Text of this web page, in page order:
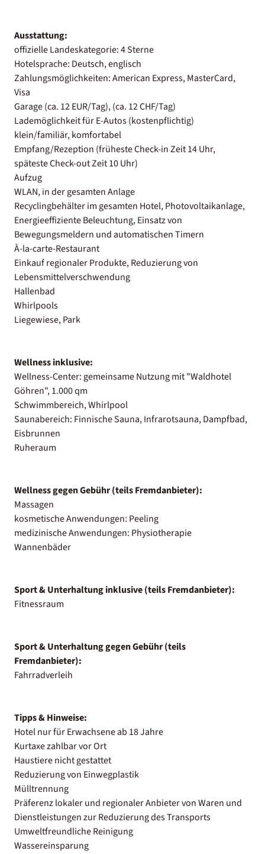
Ausstattung:
offizielle Landeskategorie: 4 Sterne
Hotelsprache: Deutsch, englisch
Zahlungsmöglichkeiten: American Express, MasterCard,
Visa
Garage (ca. 12 EUR/Tag), (ca. 12 CHF/Tag)
Lademöglichkeit für E-Autos (kostenpflichtig)
klein/familiär, komfortabel
Empfang/Rezeption (früheste Check-in Zeit 14 Uhr,
späteste Check-out Zeit 10 Uhr)
Aufzug
WLAN, in der gesamten Anlage
Recyclingbehälter im gesamten Hotel, Photovoltaikanlage,
Energieeffiziente Beleuchtung, Einsatz von
Bewegungsmeldern und automatischen Timern
À-la-carte-Restaurant
Einkauf regionaler Produkte, Reduzierung von
Lebensmittelverschwendung
Hallenbad
Whirlpools
Liegewiese, Park
Wellness inklusive:
Wellness-Center: gemeinsame Nutzung mit "Waldhotel
Göhren", 1.000 qm
Schwimmbereich, Whirlpool
Saunabereich: Finnische Sauna, Infrarotsauna, Dampfbad,
Eisbrunnen
Ruheraum
Wellness gegen Gebühr (teils Fremdanbieter):
Massagen
kosmetische Anwendungen: Peeling
medizinische Anwendungen: Physiotherapie
Wannenbäder
Sport & Unterhaltung inklusive (teils Fremdanbieter):
Fitnessraum
Sport & Unterhaltung gegen Gebühr (teils
Fremdanbieter):
Fahrradverleih
Tipps & Hinweise:
Hotel nur für Erwachsene ab 18 Jahre
Kurtaxe zahlbar vor Ort
Haustiere nicht gestattet
Reduzierung von Einwegplastik
Mülltrennung
Präferenz lokaler und regionaler Anbieter von Waren und
Dienstleistungen zur Reduzierung des Transports
Umweltfreundliche Reinigung
Wassereinsparung